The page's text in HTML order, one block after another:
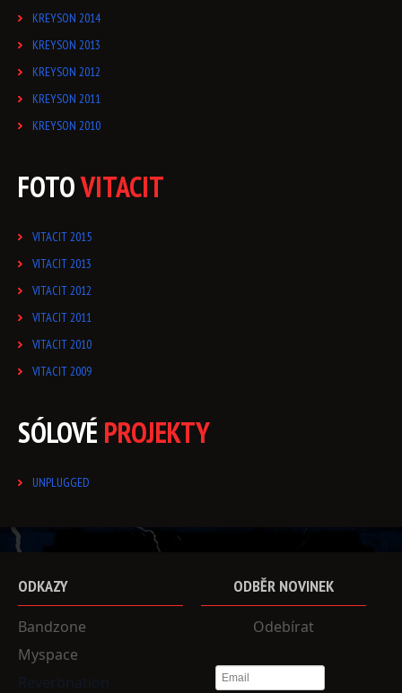
KREYSON 2014
KREYSON 2013
KREYSON 2012
KREYSON 2011
KREYSON 2010
FOTOVITACIT
VITACIT 2015
VITACIT 2013
VITACIT 2012
VITACIT 2011
VITACIT 2010
VITACIT 2009
SÓLOVÉ PROJEKTY
UNPLUGGED
ODKAZY
Bandzone
Myspace
Reverbnation
ODBĚR NOVINEK
Odebírat